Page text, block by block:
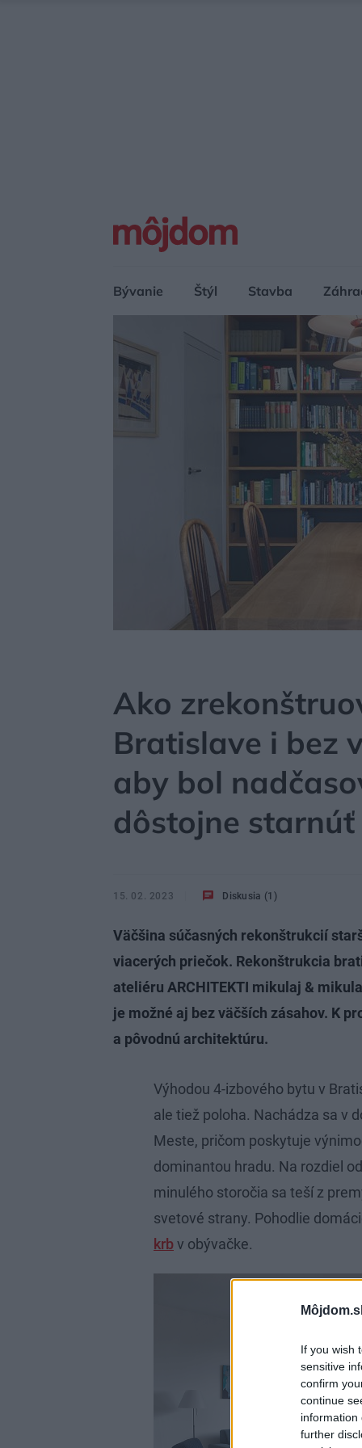
If you wish
sensitive
confirm
continue
information
further
Bývanie Štýl Stavba
Ako
Bratislave i bez
aby bol
dôstojne starnúť
15. 02. 2023 Diskusia (1)
Väčšina súčasných rekonštrukcií
viacerých priečok. Rekonštrukcia
ateliéru ARCHITEKTI mikulaj &
je možné aj bez väčších zásahov. K
a pôvodnú architektúru.
Výhodou 4-izbového bytu v
ale tiež poloha. Nachádza sa v
Meste, pričom poskytuje
dominantou hradu. Na rozdiel
minulého storočia sa teší z
svetové strany. Pohodlie
krbv obývačke.